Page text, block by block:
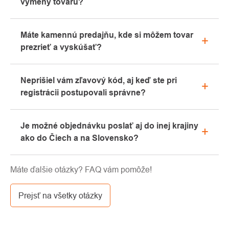
"Všetko o nákupe" alebo nás kontaktujte e-mailom
alebo telefonicky.
Máte kamennú predajňu, kde si môžem tovar
prezrieť a vyskúšať?
Kolíne. Radi vám tu poradíme s výberom vhodného
vybavenia, ktoré si môžete vyskúšať priamo v
našom showroome.
Neprišiel vám zľavový kód, aj keď ste pri
registrácii postupovali správne?
záložku „hromadné“ alebo „SPAM“, veľmi často tu e-
mail s kódom končí. Ak ste aj napriek tomu svoj
zľavový kód nenašli, kontaktujte nás na
info@pavouci.cz.
Je možné objednávku poslať aj do inej krajiny
ako do Čiech a na Slovensko?
cez GLS. Cena tejto dopravy je podľa kalkulácie od
dopravcu.
Máte ďalšie otázky? FAQ vám pomôže!
Prejsť na všetky otázky